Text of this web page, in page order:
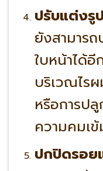
ปรับแต่ง
ยังสามาร
ใบหน้าได้
บริเวณไร
หรือการป
ความคมเ
ปกปิดรอย